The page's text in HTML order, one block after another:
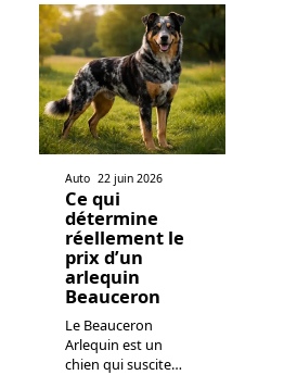
Auto 22 juin 2026
Ce qui
détermine
réellement le
prix d’un
arlequin
Beauceron
Le Beauceron
Arlequin est un
chien qui suscite…